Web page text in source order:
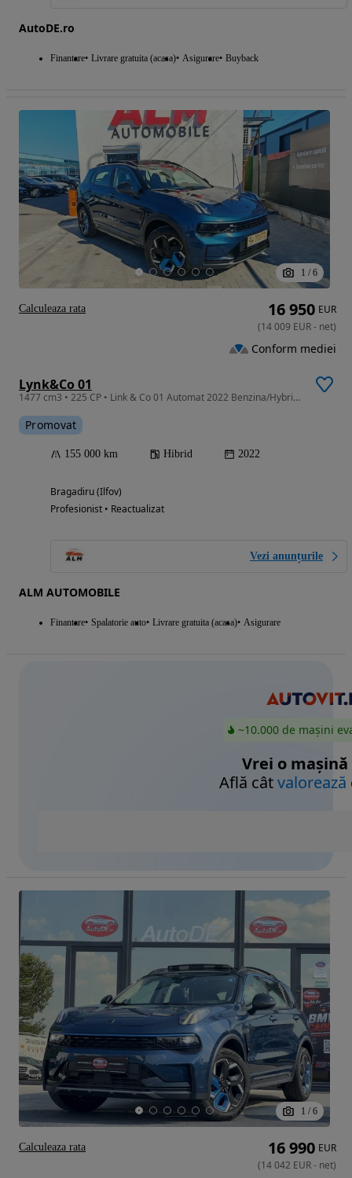
AutoDE.ro
Finantare Livrare gratuita (acasa) Asigurare Buyback
1 / 6
Lynk&Co 01
1477 cm3 • 225 CP • Link & Co 01 Automat 2022 Benzina/Hybrid - Credit / Leasing / Garantie
Promovat
155 000 km Hibrid 2022
Bragadiru (Ilfov)
Profesionist • Reactualizat
Vezi anunțurile
ALM AUTOMOBILE
Finantare Spalatorie auto Livrare gratuita (acasa) Asigurare
16 950 EUR
(14 009 EUR- net)
Conform mediei
Calculeaza rata
~10.000 de mașini
Vrei o mașină
Află câtvalorează
1 / 6
16 990 EUR
(14 042 EUR- net)
Calculeaza rata